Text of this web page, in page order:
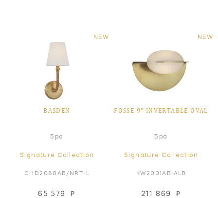
NEW
BASDEN
Бра
Signature Collection
CHD2080AB/NRT-L
65 579 ₽
NEW
FOSSE 9" INVERTABLE OVAL
Бра
Signature Collection
KW2001AB-ALB
211 869 ₽